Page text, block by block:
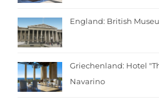
England: British
Griechenland: Hotel
Navarino